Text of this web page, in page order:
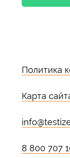
Политика
Карта
8 800 707